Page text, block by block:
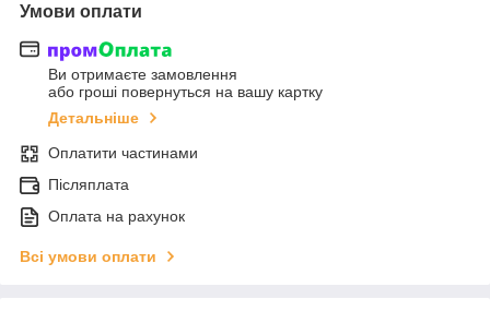
Умови оплати
Ви отримаєте замовлення
або гроші повернуться на вашу картку
Детальніше
Оплатити частинами
Післяплата
Оплата на рахунок
Всі умови оплати